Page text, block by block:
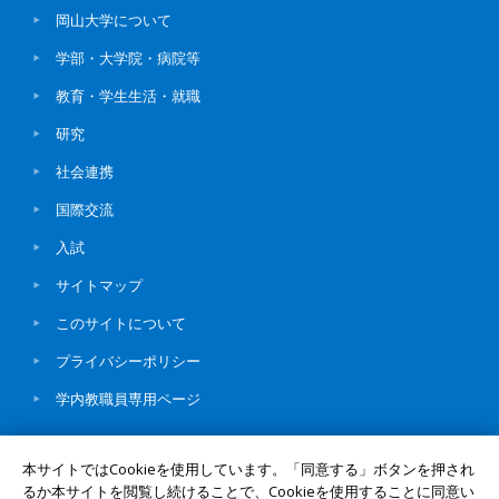
岡山大学について
学部・大学院・病院等
教育・学生生活・就職
研究
社会連携
国際交流
入試
サイトマップ
このサイトについて
プライバシーポリシー
学内教職員専用ページ
本サイトではCookieを使用しています。「同意する」ボタンを押され
るか本サイトを閲覧し続けることで、Cookieを使用することに同意い